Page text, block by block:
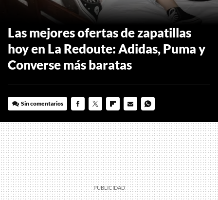
Las mejores ofertas de zapatillas
hoy en La Redoute: Adidas, Puma y
Converse más baratas
Sin comentarios
MAIL